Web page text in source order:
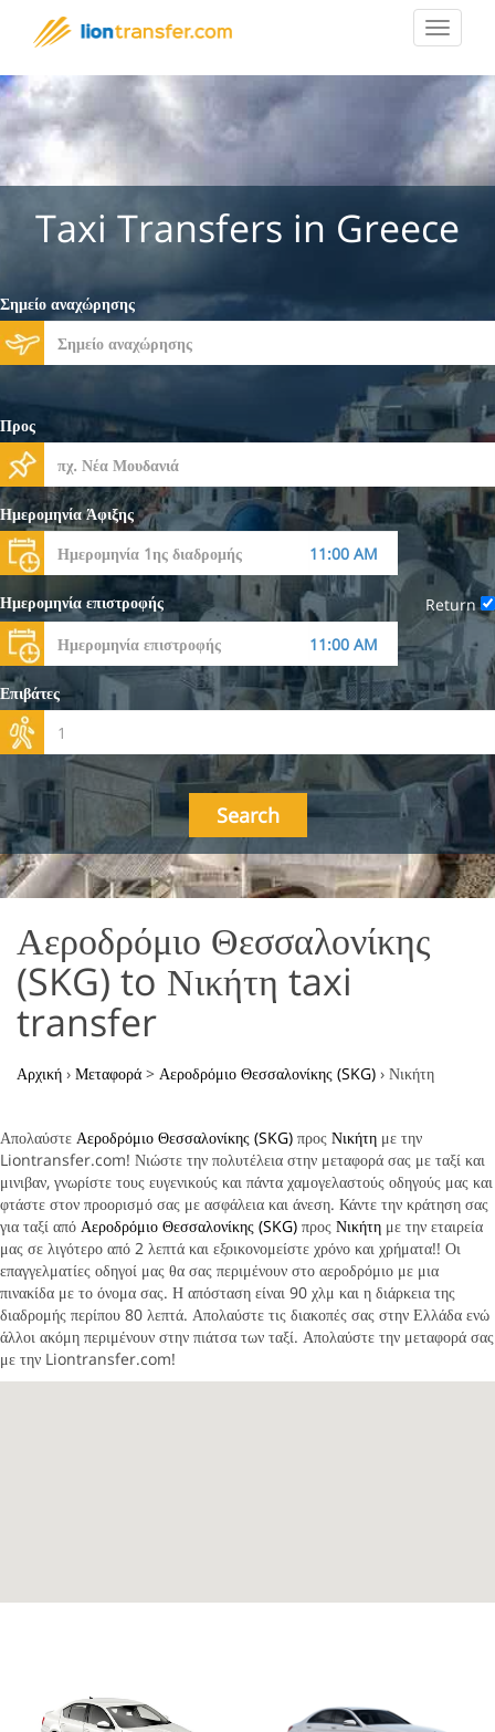
Toggle
Taxi Transfers in Greece
Σημείο αναχώρησης
Προς
Ημερομηνία Άφιξης
Ημερομηνία επιστροφής Return
Επιβάτες
Search
Αεροδρόμιο Θεσσαλονίκης
(SKG) to Νικήτη taxi
transfer
Αρχική › Μεταφορά > Αεροδρόμιο Θεσσαλονίκης (SKG) › Νικήτη
Απολαύστε Αεροδρόμιο Θεσσαλονίκης (SKG) προς Νικήτη με την
Liontransfer.com! Νιώστε την πολυτέλεια στην μεταφορά σας με ταξί και
μινιβαν, γνωρίστε τους ευγενικούς και πάντα χαμογελαστούς οδηγούς μας και
φτάστε στον προορισμό σας με ασφάλεια και άνεση. Κάντε την κράτηση σας
για ταξί από Αεροδρόμιο Θεσσαλονίκης (SKG) προς Νικήτη με την εταιρεία
μας σε λιγότερο από 2 λεπτά και εξοικονομείστε χρόνο και χρήματα!! Οι
επαγγελματίες οδηγοί μας θα σας περιμένουν στο αεροδρόμιο με μια
πινακίδα με το όνομα σας. Η απόσταση είναι 90 χλμ και η διάρκεια της
διαδρομής περίπου 80 λεπτά. Απολαύστε τις διακοπές σας στην Ελλάδα ενώ
άλλοι ακόμη περιμένουν στην πιάτσα των ταξί. Απολαύστε την μεταφορά σας
με την Liontransfer.com!